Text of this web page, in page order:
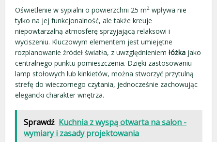
Oświetlenie w sypialni o powierzchni 25 m2 wpływa nie
tylko na jej funkcjonalność, ale także kreuje
niepowtarzalną atmosferę sprzyjającą relaksowi i
wyciszeniu. Kluczowym elementem jest umiejętne
rozplanowanie źródeł światła, z uwzględnieniemłóżka jako
centralnego punktu pomieszczenia. Dzięki zastosowaniu
lamp stołowych lub kinkietów, można stworzyć przytulną
strefę do wieczornego czytania, jednocześnie zachowując
elegancki charakter wnętrza.
Sprawdź Kuchnia z wyspą otwarta na salon -
wymiary i zasady projektowania